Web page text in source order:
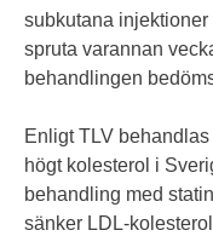
subkutana
spruta varannan
behandlingen
Enligt TLV
högt kolesterol i
behandling med
sänker LDL-